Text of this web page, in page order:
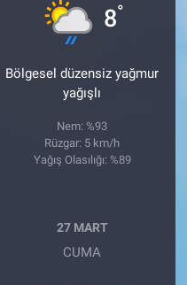
8°
Bölgesel düzensiz yağmur
yağışlı
Nem: %93
Rüzgar: 5 km/h
Yağış Olasılığı: %89
27 MART
CUMA